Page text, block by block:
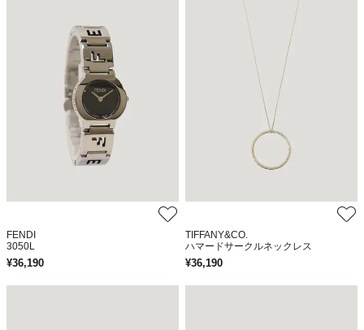
FENDI
3050L
¥36,190
TIFFANY&CO.
ハマードサークルネックレス
¥36,190